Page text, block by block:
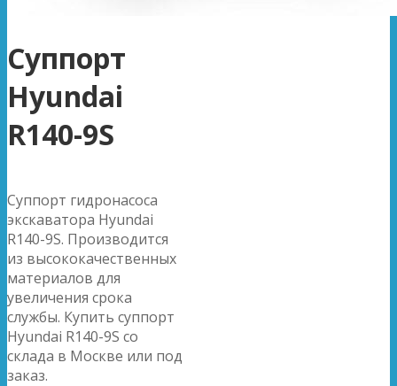
Суппорт
Hyundai
R140-9S
Суппорт гидронасоса
экскаватора Hyundai
R140-9S. Производится
из высококачественных
материалов для
увеличения срока
службы. Купить суппорт
Hyundai R140-9S со
склада в Москве или под
заказ.